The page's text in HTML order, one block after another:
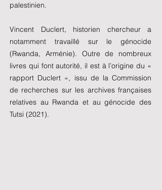
palestinien.
Vincent Duclert, historien chercheur a
notamment travaillé sur le génocide
(Rwanda, Arménie). Outre de nombreux
livres qui font autorité, il est à l’origine du «
rapport Duclert », issu de la Commission
de recherches sur les archives françaises
relatives au Rwanda et au génocide des
Tutsi (2021).